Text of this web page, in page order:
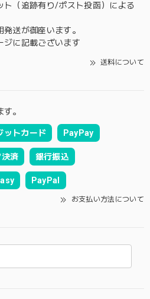
ト（追跡有り/ポスト投函）による
送が御座います。
に記載ございます
送料について
。
ットカード PayPay
済 銀行振込
PayPal
お支払い方法について